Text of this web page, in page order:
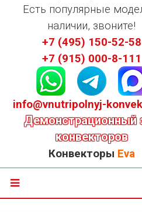
Есть популярные
наличии, звоните!
+7 (495) 150-52-58
+7 (915) 000-8-111
info@vnutripolnyj-
Демонстрационный
конвекторов
Конвекторы Eva